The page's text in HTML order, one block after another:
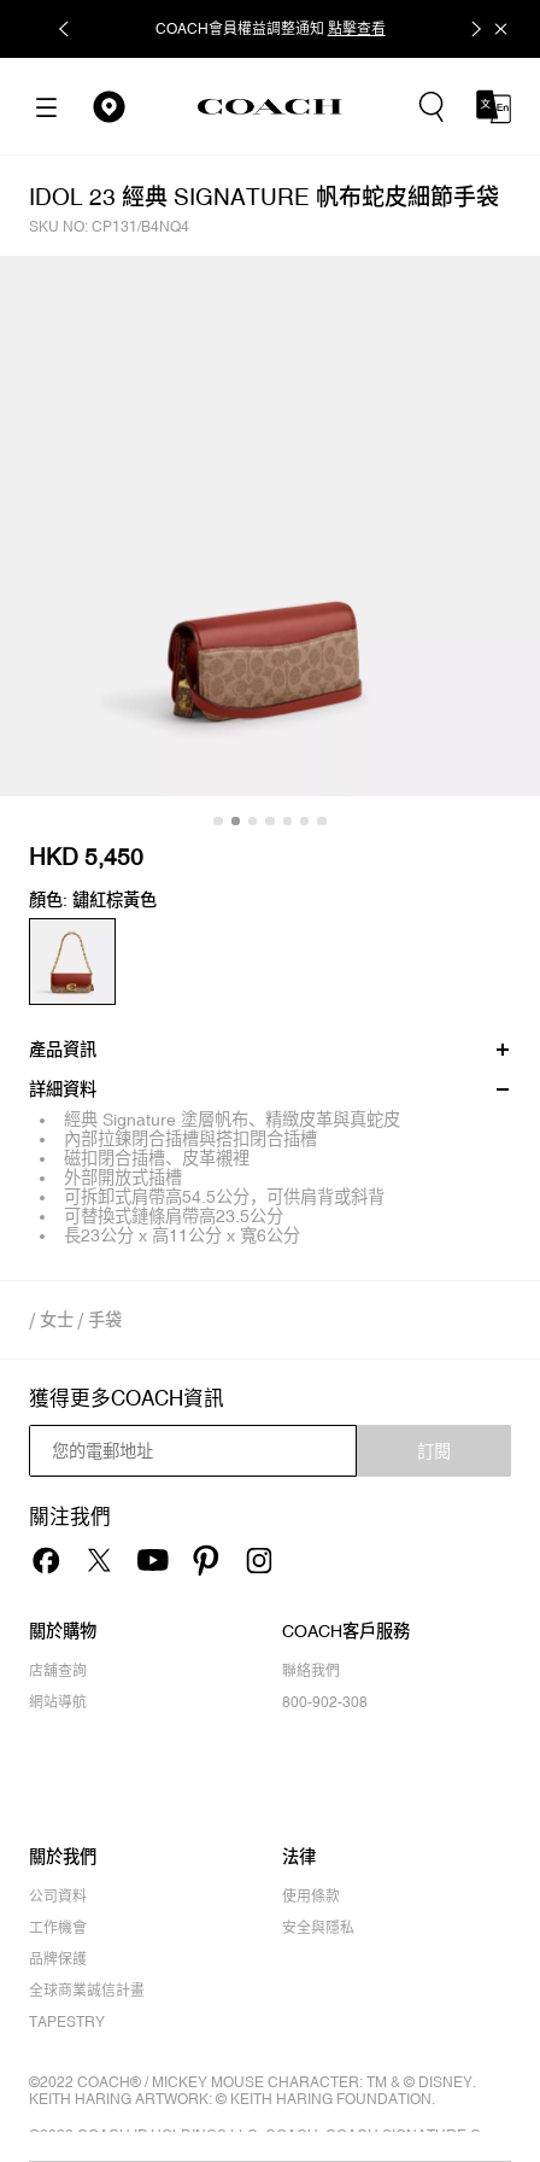
COACH會員權益調整通知 點擊查看 立即追蹤
IDOL 23 經典 SIGNATURE 帆布蛇皮細節手袋
SKU NO: CP131/B4NQ4
HKD 5,450
顏色: 鏽紅棕黃色
產品資訊
詳細資料
經典 Signature 塗層帆布、精緻皮革與真蛇皮
內部拉鍊閉合插槽與搭扣閉合插槽
磁扣閉合插槽、皮革襯裡
外部開放式插槽
可拆卸式肩帶高54.5公分，可供肩背或斜背
可替換式鏈條肩帶高23.5公分
長23公分 x 高11公分 x 寬6公分
/ 女士 / 手袋
獲得更多COACH資訊
訂閱
關注我們
關於購物
店舖查詢
網站導航
COACH客戶服務
聯絡我們
800-902-308
關於我們
公司資料
工作機會
品牌保護
全球商業誠信計畫
TAPESTRY
法律
使用條款
安全與隱私
©2022 COACH® / MICKEY MOUSE CHARACTER: TM & © DISNEY.
KEITH HARING ARTWORK: © KEITH HARING FOUNDATION.
©2022 COACH IP HOLDINGS LLC. COACH, COACH SIGNATURE C